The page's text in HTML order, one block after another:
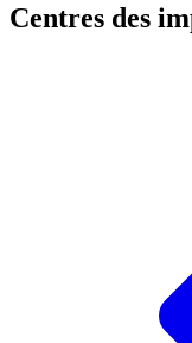
Centres des